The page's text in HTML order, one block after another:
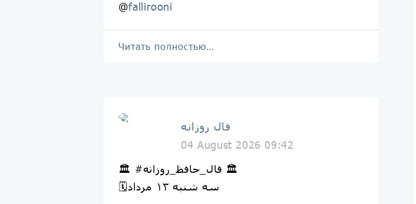
@fallirooni
Читать полностью…
فال روزانه
04 August 2026 09:42
🏛 #فال_حافظ_روزانه 🏛
🗓سه شنبه ۱۳ مرداد